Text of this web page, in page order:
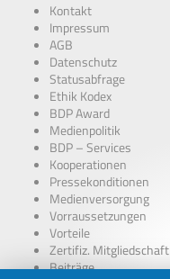
Kontakt
Impressum
AGB
Datenschutz
Statusabfrage
Ethik Kodex
BDP Award
Medienpolitik
BDP – Services
Kooperationen
Pressekonditionen
Medienversorgung
Vorraussetzungen
Vorteile
Zertifiz. Mitgliedschaft
Beiträge